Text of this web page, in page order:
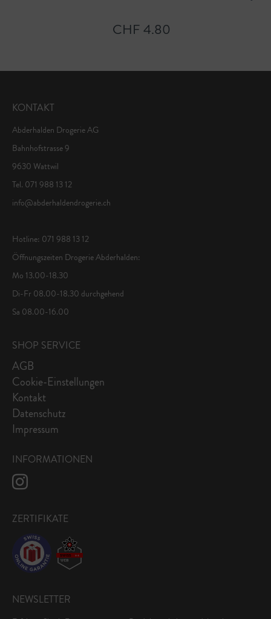
CHF 4.80
KONTAKT
Abderhalden Drogerie AG
Bahnhofstrasse 9
9630 Wattwil
Tel. 071 988 13 12
info@abderhaldendrogerie.ch
Hotline: 071 988 13 12
Öffnungszeiten Drogerie Abderhalden:
Mo 13.00-18.30
Di-Fr 08.00-18.30 durchgehend
Sa 08.00-16.00
SHOP SERVICE
AGB
Cookie-Einstellungen
Kontakt
Datenschutz
Impressum
INFORMATIONEN
ZERTIFIKATE
NEWSLETTER